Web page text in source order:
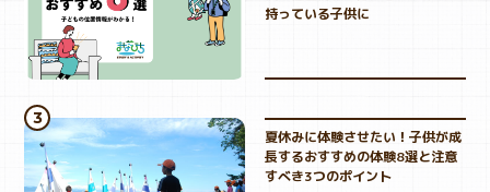
持っている子供に
夏休みに体験させたい！子供が成
長するおすすめの体験8選と注意
すべき3つのポイント